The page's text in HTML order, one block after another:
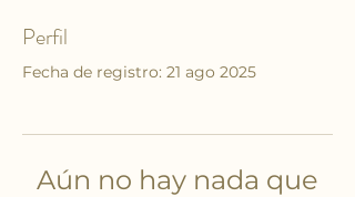
Perfil
Fecha de registro: 21 ago 2025
Aún no hay nada que